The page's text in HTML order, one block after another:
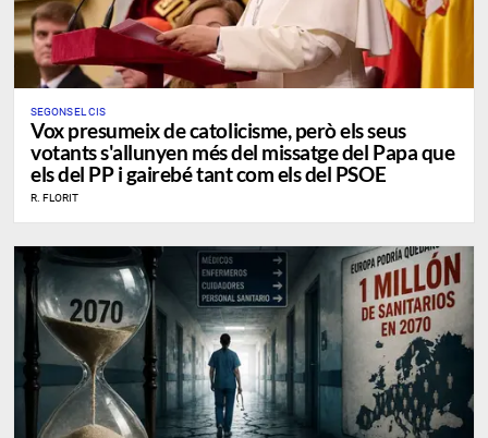
​SEGONS EL CIS
Vox presumeix de catolicisme, però els seus
votants s'allunyen més del missatge del Papa que
els del PP i gairebé tant com els del PSOE
R. FLORIT